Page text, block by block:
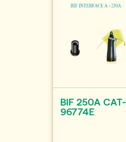
BIF 250A CAT-
96774E